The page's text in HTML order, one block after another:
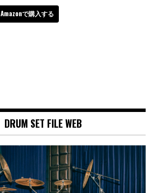
Amazonで購入する
DRUM SET FILE WEB